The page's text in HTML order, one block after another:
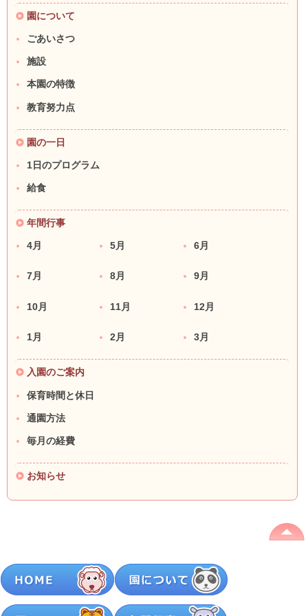
園について
ごあいさつ
施設
本園の特徴
教育努力点
園の一日
1日のプログラム
給食
年間行事
4月 5月 6月
7月 8月 9月
10月 11月 12月
1月 2月 3月
入園のご案内
保育時間と休日
通園方法
毎月の経費
お知らせ